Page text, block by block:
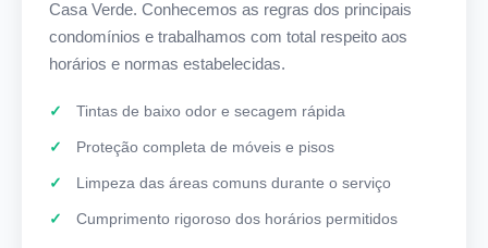
Casa Verde. Conhecemos as regras dos principais
condomínios e trabalhamos com total respeito aos
horários e normas estabelecidas.
Tintas de baixo odor e secagem rápida
Proteção completa de móveis e pisos
Limpeza das áreas comuns durante o serviço
Cumprimento rigoroso dos horários permitidos